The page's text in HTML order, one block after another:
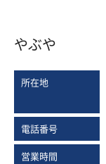
やぶや
所在地
電話番号
営業時間